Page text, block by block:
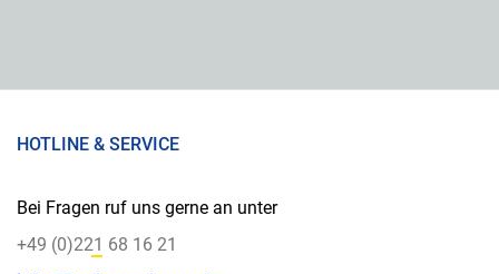
HOTLINE & SERVICE
Bei Fragen ruf uns gerne an unter
+49 (0)221 68 16 21